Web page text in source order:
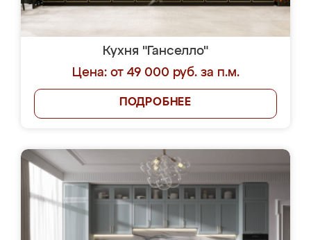
Кухня "Ганселло"
Цена: от 49 000 руб. за п.м.
ПОДРОБНЕЕ